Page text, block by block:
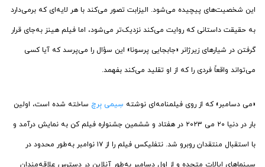
این شخصیت‌های پیچیده می‌شود. الیزابت تصور می‌کند با هر لایه‌ای که برمی‌دارد
به حقیقت داستانی که روایت می‌کند نزدیک‌تر می‌شود، اما فیلم هینز به‌جای قرار
گرفتن در شیارهای زیرژانر «جابجایی پرسونا» این سؤال را می‌پرسد که آیا کسی
می‌تواند واقعاً فردی را که از او تقلید می‌کند بفهمد.
«می دسامبر» که از روی فیلمنامه‌ای نوشته سِیمی بِرچ ساخته شده است، اولین
بار در دنیا ۲۰ می ۲۰۲۳ در هفتاد و ششمین جشنواره فیلم کن به نمایش درآمد و
با استقبال منتقدان روبرو شد. نتفلیکس فیلم را از ۱۷ نوامبر به‌طور محدود در
سینماهای ایالات متحده و از اول دسامبر به‌طور آنلاین در دسترس علاقه‌مندان